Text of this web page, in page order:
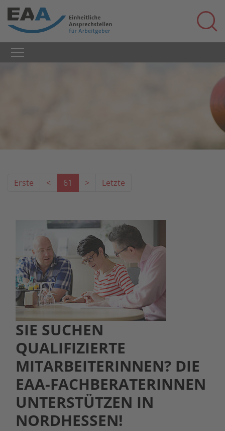
Erste < 61 > Letzte
SIE SUCHEN
QUALIFIZIERTE
MITARBEITERINNEN? DIE
EAA-FACHBERATERINNEN
UNTERSTÜTZEN IN
NORDHESSEN!